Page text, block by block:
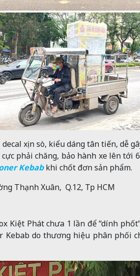
xịn sò, kiểu dáng tân tiến, dễ
phải chăng, bảo hành xe lên tới
Kebabkhi chốt đơn sản phẩm.
Thạnh Xuân, Q.12, Tp HCM
Kiệt Phát chưa 1 lần để “dính
Kebab do thương hiệu phân phối